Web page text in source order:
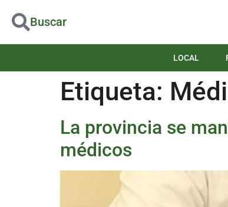
Buscar
LOCAL
Etiqueta:
La provincia se
médicos